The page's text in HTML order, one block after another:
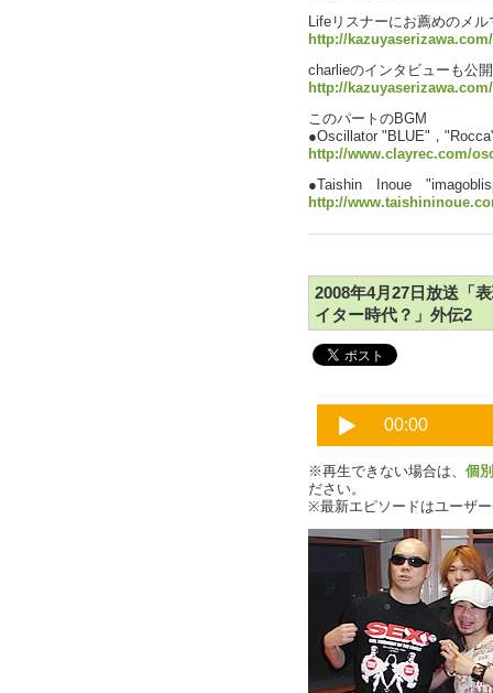
Lifeリスナーにお薦めのメ
http://
charlieのインタビューも公
http://
このパートのBGM
●Oscillator "BLUE"，
http://www.clayrec.com/
●Taishin Inoue
http://
2008年4月27日放送「
イター時代？」外伝2
※再生できない場合は、 個
ださい。
※最新エピソードはユーザ